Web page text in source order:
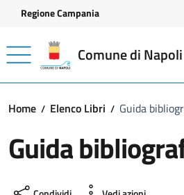
Vai ai contenuti
Vai al footer
Regione Campania
Comune di Napoli
Home Elenco Libri Guida
Guida